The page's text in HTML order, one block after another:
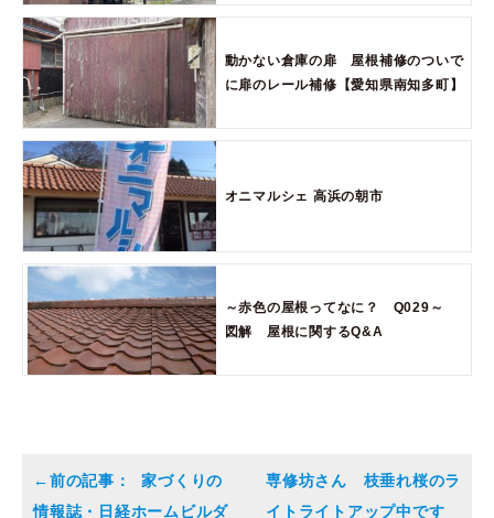
動かない倉庫の扉 屋根補修のついで
に扉のレール補修【愛知県南知多町】
オニマルシェ 高浜の朝市
～赤色の屋根ってなに？ Q029～
図解 屋根に関するQ&A
家づくりの
情報誌・日経ホームビルダ
専修坊さん 枝垂れ桜のラ
イトライトアップ中です